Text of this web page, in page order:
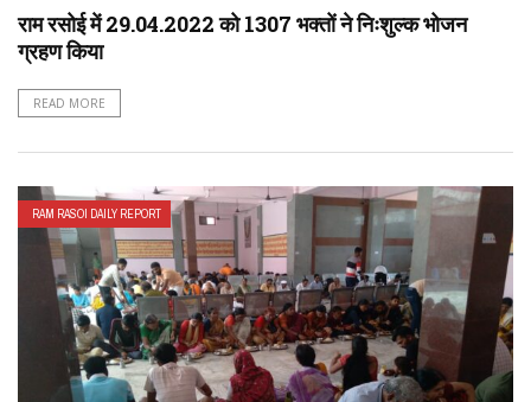
राम रसोई में 29.04.2022 को 1307 भक्तों ने निःशुल्क भोजन
ग्रहण किया
READ MORE
RAM RASOI DAILY REPORT